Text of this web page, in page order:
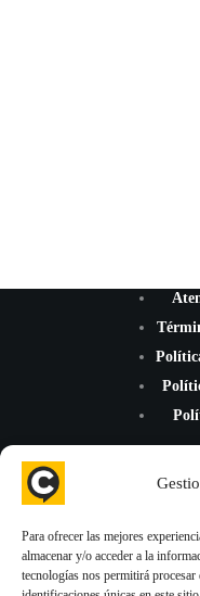
Para ofrecer las mejores
almacenar y/o acceder a la
tecnologías nos permitirá
¡Mejoramos la reputación
Google Maps,